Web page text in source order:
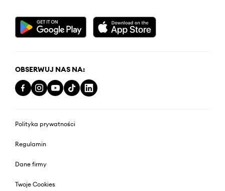
OBSERWUJ NAS NA:
Polityka prywatności
Regulamin
Dane firmy
Twoje Cookies